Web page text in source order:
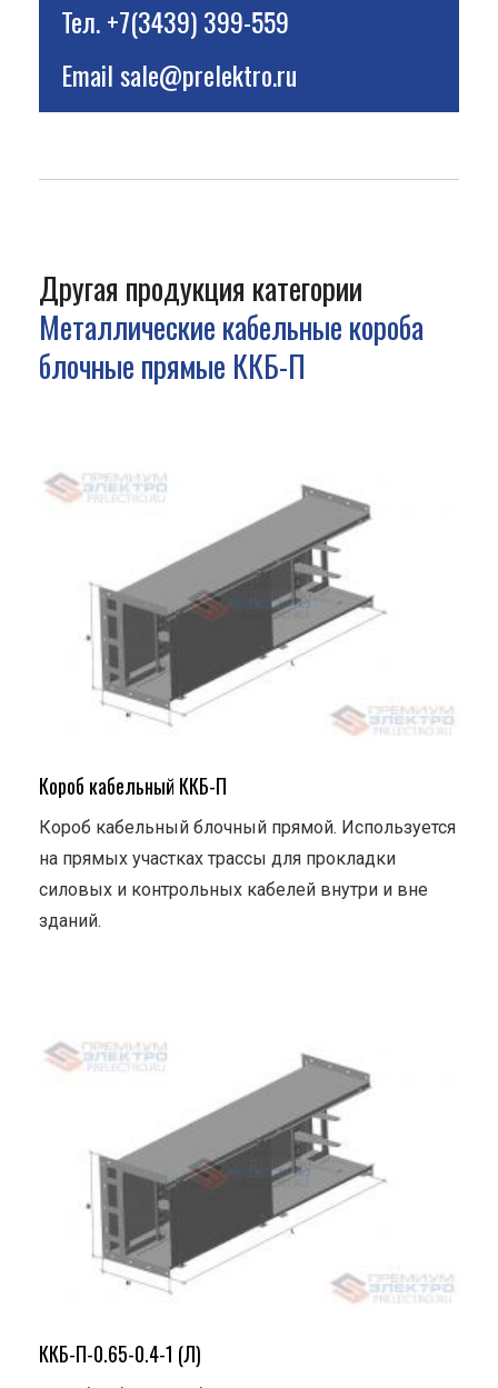
Тел.+7(3439) 399-559
Emailsale@prelektro.ru
Другая продукция категории
Металлические кабельные короба
блочные прямые ККБ-П
Короб кабельный ККБ-П
Короб кабельный блочный прямой. Используется
на прямых участках трассы для прокладки
силовых и контрольных кабелей внутри и вне
зданий.
ККБ-П-0.65-0.4-1 (Л)